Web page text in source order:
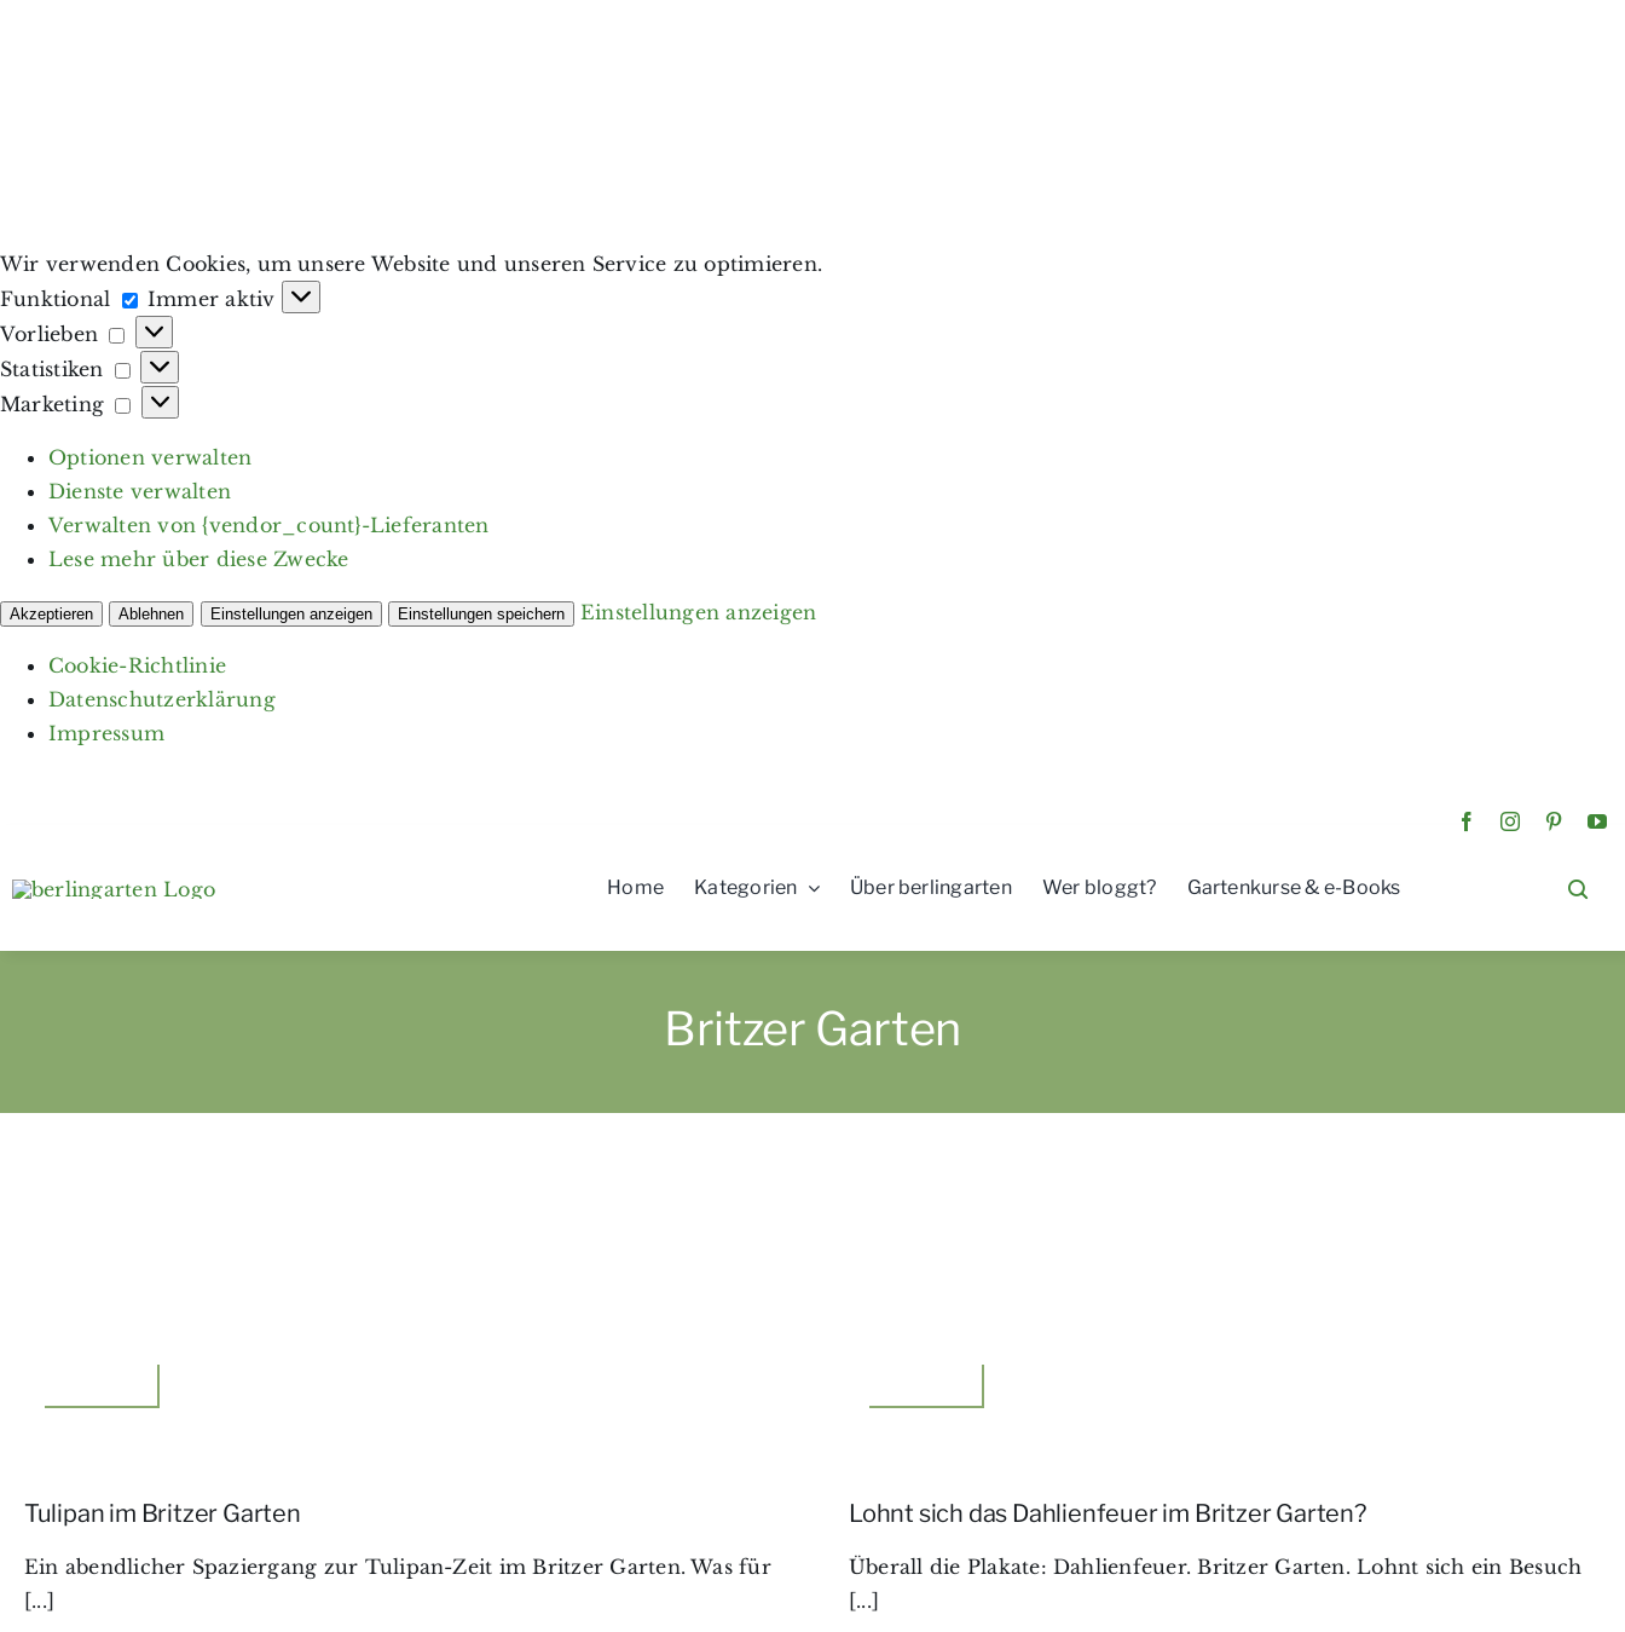
Wir verwenden Cookies, um unsere Website und unseren Service zu optimieren.
Funktional
Funktional
Immer aktiv
Vorlieben
Vorlieben
Statistiken
Statistiken
Marketing
Marketing
Optionen verwalten
Dienste verwalten
Verwalten von {vendor_count}-Lieferanten
Lese mehr über diese Zwecke
Akzeptieren Ablehnen Einstellungen anzeigen Einstellungen speichern Einstellungen anzeigen
Cookie-Richtlinie
Datenschutzerklärung
Impressum
Home Kategorien Über berlingarten Wer bloggt? Gartenkurse & e-Books
Britzer Garten
Tulipan im Britzer Garten
Ein abendlicher Spaziergang zur Tulipan-Zeit im Britzer Garten. Was für
[...]
Lohnt sich das Dahlienfeuer im Britzer Garten?
Überall die Plakate: Dahlienfeuer. Britzer Garten. Lohnt sich ein Besuch
[...]